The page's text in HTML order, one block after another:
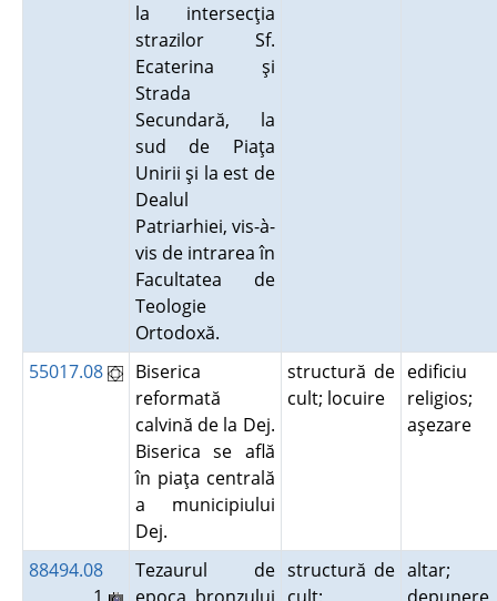
la intersecţia
strazilor Sf.
Ecaterina şi
Strada
Secundară, la
sud de Piaţa
Unirii şi la est de
Dealul
Patriarhiei, vis-à-
vis de intrarea în
Facultatea de
Teologie
Ortodoxă.
55017.08
Biserica
reformată
calvină de la Dej.
Biserica se află
în piaţa centrală
a municipiului
Dej.
structură de
cult; locuire
edificiu
religios;
aşezare
88494.08
Tezaurul de structură de altar;